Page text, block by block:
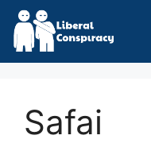
Skip
content
Safai